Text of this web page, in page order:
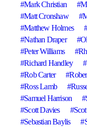
Mark Christian
Matt Cronshaw
Matthew Holmes
Nathan Draper
Peter Williams
Richard Handley
Rob Carter
Ross Lamb
Samuel Harrison
Scott Davies
Sebastian Baylis